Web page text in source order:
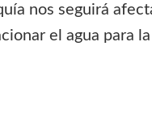
nos seguirá
el agua para